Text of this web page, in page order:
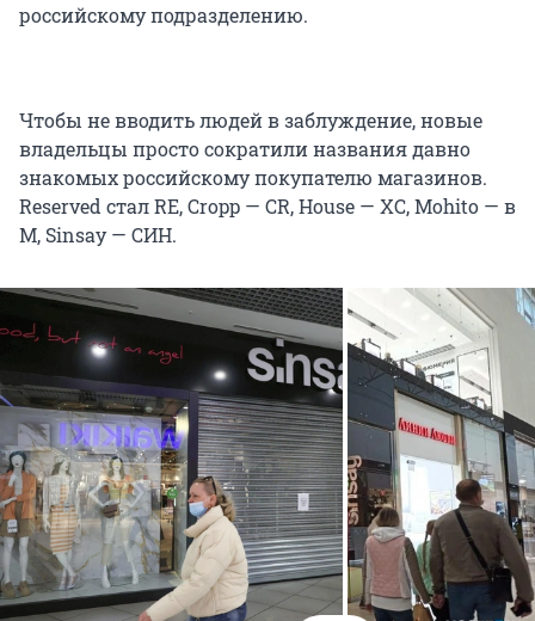
российскому подразделению.
Чтобы не вводить людей в заблуждение, новые
владельцы просто сократили названия давно
знакомых российскому покупателю магазинов.
Reserved стал RE, Cropp — CR, House — XC, Mohito — в
М, Sinsay — СИН.